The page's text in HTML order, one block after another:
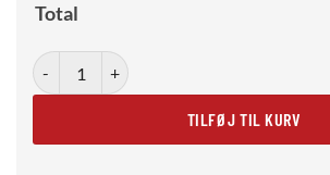
Total
Bauhaus Pattern Grid – Black antal
TILFØJ TIL KURV